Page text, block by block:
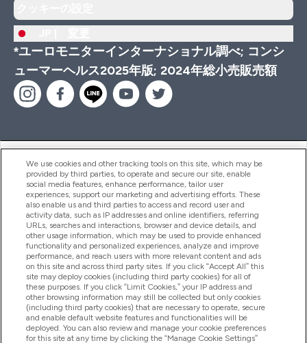
*ユーロモニターインターナショナル調べ; コンシ
ューマーヘルス2025年版; 2024年総小売販売額
ヘルプ＆ガイド
商品について
会社概要
特典＆ポイント
We use cookies and other tracking tools on this site, which may be
provided by third parties, to operate and secure our site, enable
social media features, enhance performance, tailor user
experiences, support our marketing and advertising efforts. These
also enable us and third parties to access and record user and
activity data, such as IP addresses and online identifiers, referring
URLs, searches and interactions, browser and device details, and
other usage information, which may be used to provide enhanced
functionality and personalized experiences, analyze and improve
performance, and reach users with more relevant content and ads
on this site and across third party sites. If you click “Accept All” this
site may deploy cookies (including third party cookies) for all of
these purposes. If you click “Limit Cookies,” your IP address and
other browsing information may still be collected but only cookies
(including third party cookies) that are necessary to operate, secure
and enable default website features and functionalities will be
deployed. You can also review and manage your cookie preferences
for this site at any time by clicking the “Manage Cookie Settings”